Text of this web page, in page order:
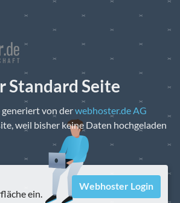
Standard Seite
generiert von derwebhoster.de AG
weil bisher keine Daten hochgeladen
ein.
Webhoster Login